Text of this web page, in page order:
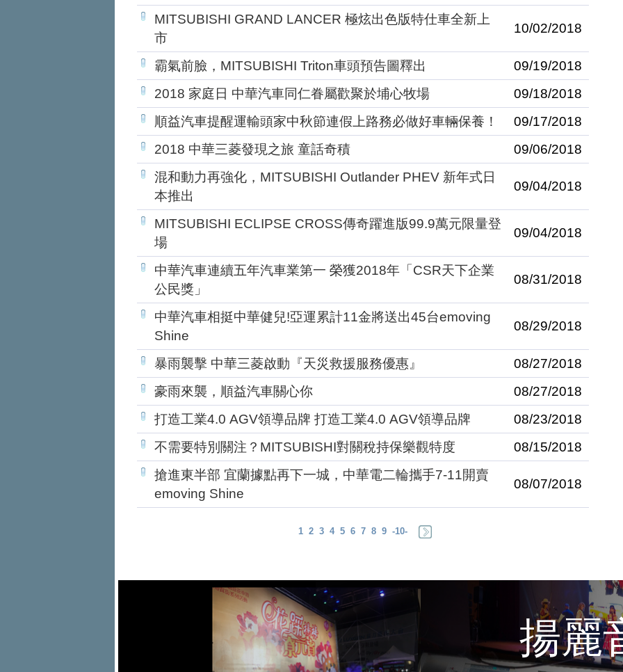
MITSUBISHI GRAND LANCER 極炫出色版特仕車全新上
市
10/02/2018
霸氣前臉，MITSUBISHI Triton車頭預告圖釋出
09/19/2018
2018 家庭日 中華汽車同仁眷屬歡聚於埔心牧場
09/18/2018
順益汽車提醒運輸頭家中秋節連假上路務必做好車輛保養！
09/17/2018
2018 中華三菱發現之旅 童話奇積
09/06/2018
混和動力再強化，MITSUBISHI Outlander PHEV 新年式日
本推出
09/04/2018
MITSUBISHI ECLIPSE CROSS傳奇躍進版99.9萬元限量登
場
09/04/2018
中華汽車連續五年汽車業第一 榮獲2018年「CSR天下企業
公民獎」
08/31/2018
中華汽車相挺中華健兒!亞運累計11金將送出45台emoving
Shine
08/29/2018
暴雨襲擊 中華三菱啟動『天災救援服務優惠』
08/27/2018
豪雨來襲，順益汽車關心你
08/27/2018
打造工業4.0 AGV領導品牌 打造工業4.0 AGV領導品牌
08/23/2018
不需要特別關注？MITSUBISHI對關稅持保樂觀特度
08/15/2018
搶進東半部 宜蘭據點再下一城，中華電二輪攜手7-11開賣
emoving Shine
08/07/2018
1 2 3 4 5 6 7 8 9-10-